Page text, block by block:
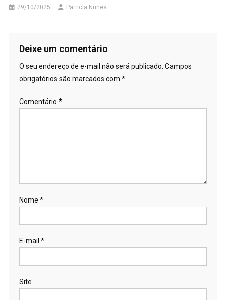
29/10/2025 Patricia Nunes
Deixe um comentário
O seu endereço de e-mail não será publicado. Campos
obrigatórios são marcados com *
Comentário *
Nome *
E-mail *
Site